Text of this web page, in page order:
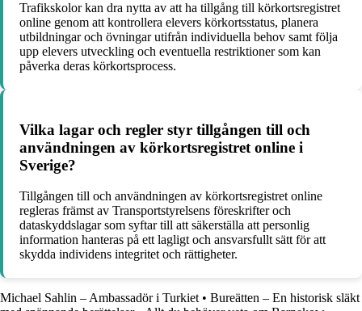
Trafikskolor kan dra nytta av att ha tillgång till körkortsregistret
online genom att kontrollera elevers körkortsstatus, planera
utbildningar och övningar utifrån individuella behov samt följa
upp elevers utveckling och eventuella restriktioner som kan
påverka deras körkortsprocess.
Vilka lagar och regler styr tillgången till och
användningen av körkortsregistret online i
Sverige?
Tillgången till och användningen av körkortsregistret online
regleras främst av Transportstyrelsens föreskrifter och
dataskyddslagar som syftar till att säkerställa att personlig
information hanteras på ett lagligt och ansvarsfullt sätt för att
skydda individens integritet och rättigheter.
Michael Sahlin – Ambassadör i Turkiet• Bureätten – En historisk släkt